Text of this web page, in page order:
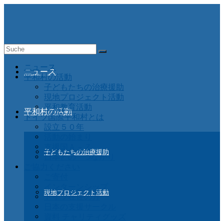
ニュース
平和村の活動
子どもたちの治療援助
現地プロジェクト活動
Suche
ニュース
平和村の活動
子どもたちの治療援助
現地プロジェクト活動
平和教育活動
ドイツ国際平和村とは
設立５０年
支援国Ａ－Ｚ
日本との つながり
インターンシップ
ドイツ在住の方